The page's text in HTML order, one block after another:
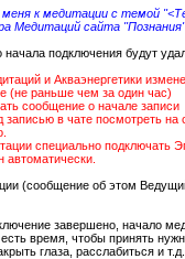
к медитации с темой
Медитаций сайта
подключения будут
и Акваэнергетики
(не раньше чем за один час)
сообщение о начале записи
записью в чате посмотреть на
специально подключать
автоматически.
(сообщение об этом
завершено, начало
время, чтобы принять
глаза, расслабиться и т.д.